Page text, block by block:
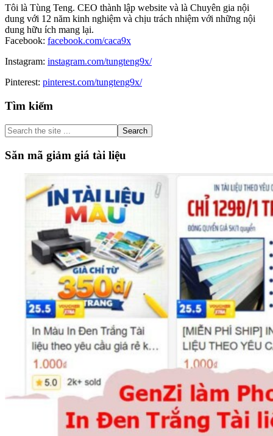
Tôi là Tùng Teng. CEO thành lập website và là Chuyên gia nội
dung với 12 năm kinh nghiệm và chịu trách nhiệm với những nội
dung hữu ích mang lại.
Facebook: facebook.com/caca9x
Instagram: instagram.com/tungteng9x/
Pinterest: pinterest.com/tungteng9x/
Primary
Sidebar
Tìm kiếm
Search
the
site
...
Săn mã giảm giá tài liệu